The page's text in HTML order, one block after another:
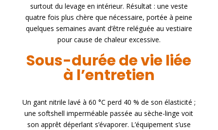
surtout du levage en intérieur. Résultat : une veste
quatre fois plus chère que nécessaire, portée à peine
quelques semaines avant d’être reléguée au vestiaire
pour cause de chaleur excessive.
Sous-durée de vie liée
à l’entretien
Un gant nitrile lavé à 60 °C perd 40 % de son élasticité ;
une softshell imperméable passée au sèche-linge voit
son apprêt déperlant s’évaporer. L’équipement s’use